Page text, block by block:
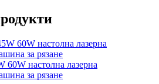
60W настолна лазерна
за рязане